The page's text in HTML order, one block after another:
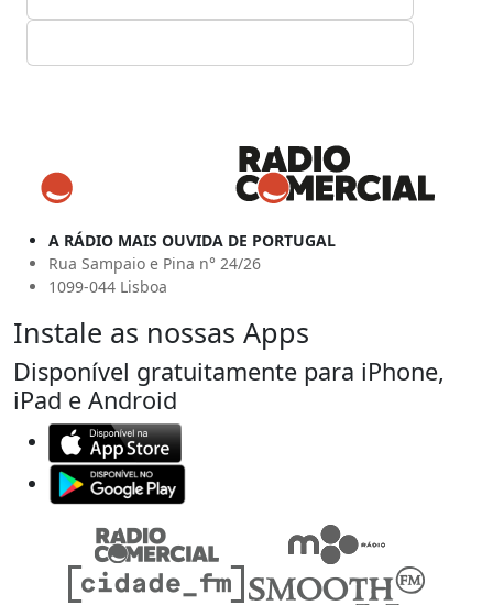
A RÁDIO MAIS OUVIDA DE PORTUGAL
Rua Sampaio e Pina n° 24/26
1099-044 Lisboa
Instale as nossas Apps
Disponível gratuitamente para iPhone,
iPad e Android